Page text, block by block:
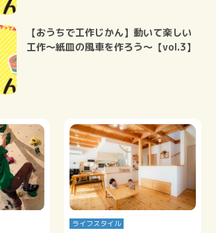
【おうちで工作じかん】動いて楽しい
工作～紙皿の風車を作ろう～【vol.3】
ライフスタイル